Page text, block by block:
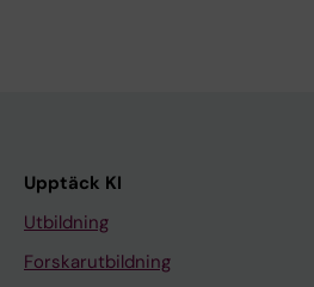
Upptäck KI
Utbildning
Forskarutbildning